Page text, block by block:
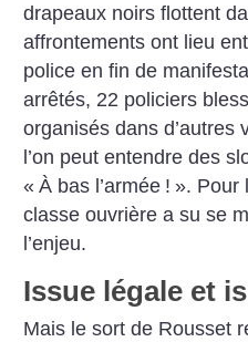
drapeaux noirs flottent
affrontements ont lieu
police en fin de
arrêtés, 22 policiers
organisés dans d’autres
l’on peut entendre des
« À bas l’armée ! ». Pour
classe ouvrière a su se
l’enjeu.
Issue légale et
Mais le sort de Rousset